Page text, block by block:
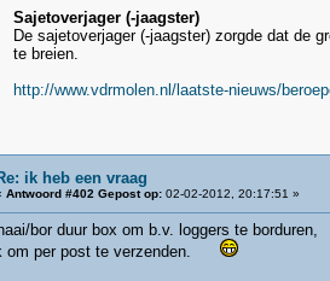
Sajetoverjager (-jaagster)
De sajetoverjager (-jaagster) zorgde dat de
te breien.
http://www.vdrmolen.nl/laatste-nieuws/
ik heb een vraag
Antwoord #402 Gepost op:02-02-2012, 20:17:51 »
bor duur box om b.v. loggers te borduren,
om per post te verzenden.